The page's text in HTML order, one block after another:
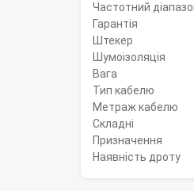
Частотний
Гарантія
Штекер
Шумоізоляція
Вага
Тип кабелю
Метраж кабелю
Складні
Призначення
Наявність дроту